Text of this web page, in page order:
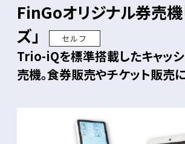
FinGoオリジナル券売機
ズ」
セルフ
Trio-iQを標準搭載したキャッ
売機。食券販売やチケット販売